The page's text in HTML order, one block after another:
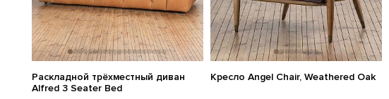
Раскладной трёхместный диван
Alfred 3 Seater Bed
Кресло Angel Chair, Weathered Oak